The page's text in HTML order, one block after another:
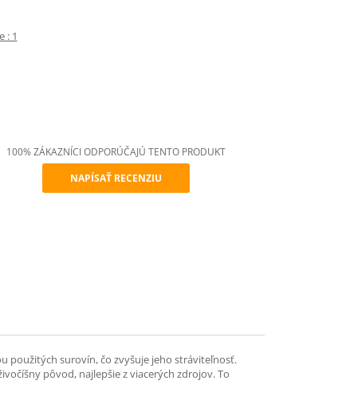
: 1
100% ZÁKAZNÍCI ODPORÚČAJÚ TENTO PRODUKT
NAPÍSAŤ RECENZIU
použitých surovín, čo zvyšuje jeho stráviteľnosť.
pôvod, najlepšie z viacerých zdrojov. To